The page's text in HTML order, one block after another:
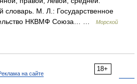
М. Л.: Государственное
НКВМФ Союза… …
Морской
18+
на сайте